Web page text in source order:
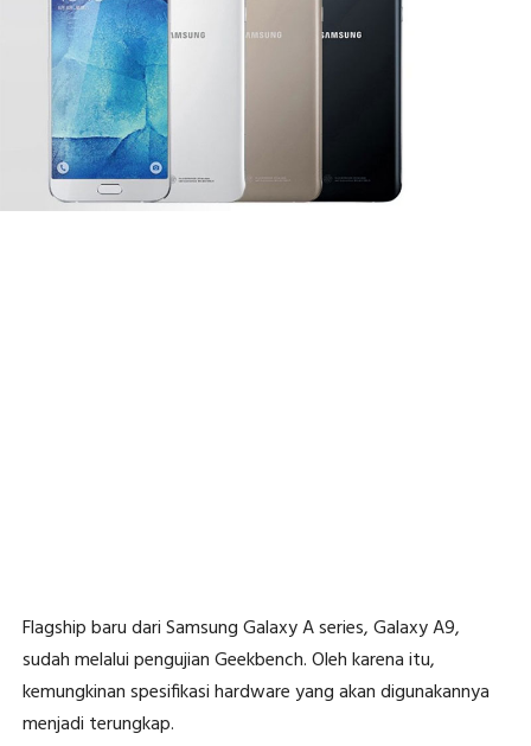
Flagship baru dari Samsung Galaxy A series, Galaxy A9,
sudah melalui pengujian Geekbench. Oleh karena itu,
kemungkinan spesifikasi hardware yang akan digunakannya
menjadi terungkap.